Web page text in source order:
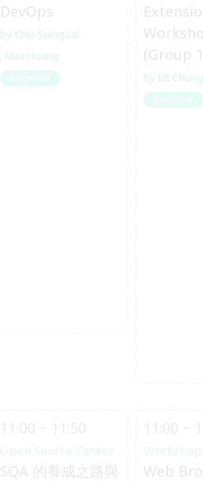
DevOps
Chu-Siang Lai
Max Huang
Beginner
(Group
Ett Chung
Beginner
Open Source Career
SQA 的養成之路與
Workshop
Web